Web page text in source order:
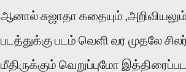
ஆனால் சுஜாதா கதையும்
படத்துக்கு படம் வெளி வர முதலே
மீதிருக்கும் வெறுப்புமோ